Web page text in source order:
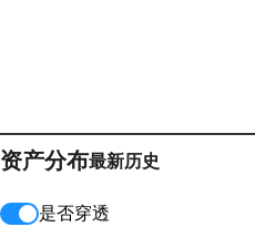
资产分布最新历史
是否穿透